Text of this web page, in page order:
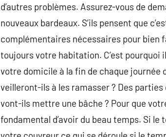
d’autres problèmes. Assurez-vous de
nouveaux bardeaux. S’ils pensent que
complémentaires nécessaires pour bien
toujours votre habitation. C’est
votre domicile à la fin de chaque
veilleront-ils à les ramasser ? Des
vont-ils mettre une bâche ? Pour que
fondamental d’avoir du beau temps. Si